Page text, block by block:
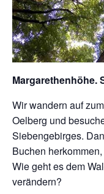
Margarethenhöhe.
Wir wandern auf
Oelberg und
Siebengebirges.
Buchen
Wie geht es dem
verändern?